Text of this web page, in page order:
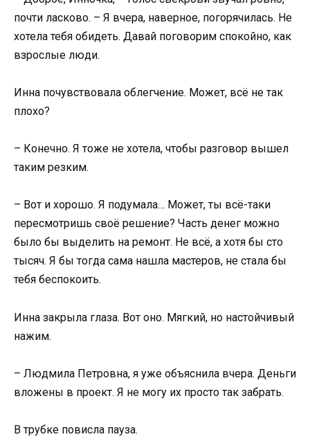
почти ласково. – Я вчера, наверное, погорячилась. Не
хотела тебя обидеть. Давай поговорим спокойно, как
взрослые люди.
Инна почувствовала облегчение. Может, всё не так
плохо?
– Конечно. Я тоже не хотела, чтобы разговор вышел
таким резким.
– Вот и хорошо. Я подумала… Может, ты всё-таки
пересмотришь своё решение? Часть денег можно
было бы выделить на ремонт. Не всё, а хотя бы сто
тысяч. Я бы тогда сама нашла мастеров, не стала бы
тебя беспокоить.
Инна закрыла глаза. Вот оно. Мягкий, но настойчивый
нажим.
– Людмила Петровна, я уже объяснила вчера. Деньги
вложены в проект. Я не могу их просто так забрать.
В трубке повисла пауза.